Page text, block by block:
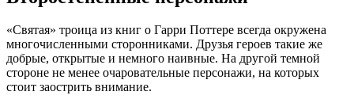
«Святая» троица из книг о Гарри Поттере всегда окружена
многочисленными сторонниками. Друзья героев такие же
добрые, открытые и немного наивные. На другой темной
стороне не менее очаровательные персонажи, на которых
стоит заострить внимание.